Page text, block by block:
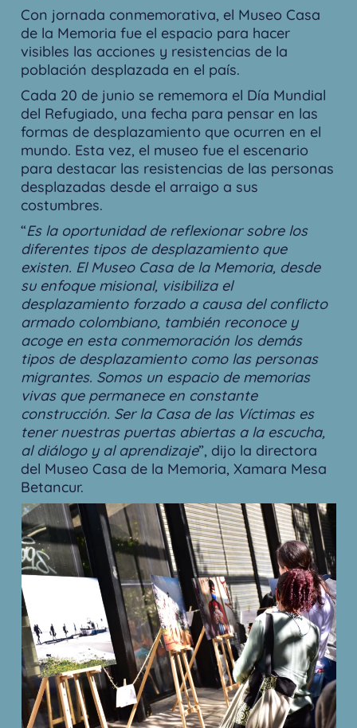
Con jornada conmemorativa, el Museo Casa
de la Memoria fue el espacio para hacer
visibles las acciones y resistencias de la
población desplazada en el país.
Cada 20 de junio se rememora el Día Mundial
del Refugiado, una fecha para pensar en las
formas de desplazamiento que ocurren en el
mundo. Esta vez, el museo fue el escenario
para destacar las resistencias de las personas
desplazadas desde el arraigo a sus
costumbres.
“Es la oportunidad de reflexionar sobre los
diferentes tipos de desplazamiento que
existen. El Museo Casa de la Memoria, desde
su enfoque misional, visibiliza el
desplazamiento forzado a causa del conflicto
armado colombiano, también reconoce y
acoge en esta conmemoración los demás
tipos de desplazamiento como las personas
migrantes. Somos un espacio de memorias
vivas que permanece en constante
construcción. Ser la Casa de las Víctimas es
tener nuestras puertas abiertas a la escucha,
al diálogo y al aprendizaje”, dijo la directora
del Museo Casa de la Memoria, Xamara Mesa
Betancur.